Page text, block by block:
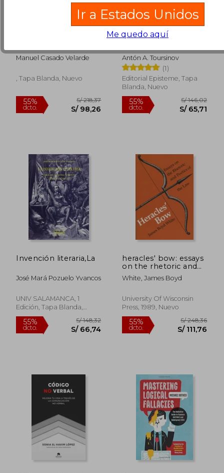
55%
dcto.
S/ 301,57
S/ 135,71
55%
dcto.
S/
S/
Manuel Casado Velarde
, Tapa Blanda, Nuevo
Prolegómenos a una
(Spanish Edition)
Antón A. Toursinov
(1)
Editorial Episteme, Tapa
Blanda, Nuevo
Invención literaria,La
José Mará Pozuelo Yvancos
UNIV SALAMANCA, 1
Edición, Tapa Blanda,
Nuevo
heracles' bow: essays
on the rhetoric and
poetics of law (en
Inglés)
White, James Boyd
University Of Wisconsin
Press, 1989, Nuevo
Ir a Estados Unidos
Me quedo aquí